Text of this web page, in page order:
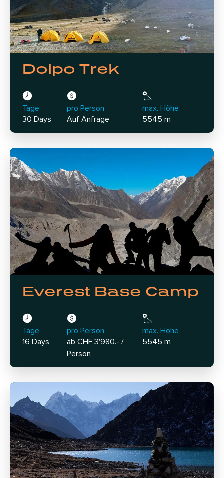
Dolpo Trek
Tage
30 Days
pro Person
Auf Anfrage
max. Höhe
5545 m
Everest Base Camp
Tage
16 Days
pro Person
ab CHF 3'980.- /
Person
max. Höhe
5545 m